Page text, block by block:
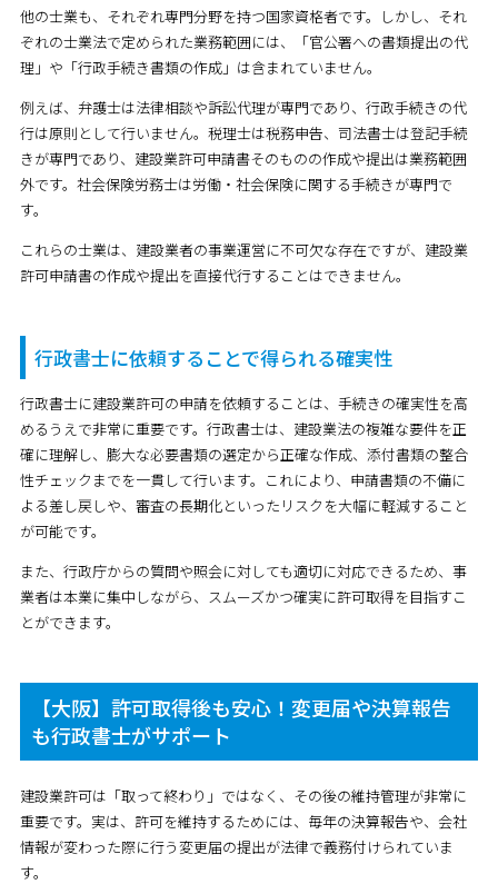
他の士業も、それぞれ専門分野を持つ国家資格者です。しかし、それ
ぞれの士業法で定められた業務範囲には、「官公署への書類提出の代
理」や「行政手続き書類の作成」は含まれていません。
例えば、弁護士は法律相談や訴訟代理が専門であり、行政手続きの代
行は原則として行いません。税理士は税務申告、司法書士は登記手続
きが専門であり、建設業許可申請書そのものの作成や提出は業務範囲
外です。社会保険労務士は労働・社会保険に関する手続きが専門で
す。
これらの士業は、建設業者の事業運営に不可欠な存在ですが、建設業
許可申請書の作成や提出を直接代行することはできません。
行政書士に依頼することで得られる確実性
行政書士に建設業許可の申請を依頼することは、手続きの確実性を高
めるうえで非常に重要です。行政書士は、建設業法の複雑な要件を正
確に理解し、膨大な必要書類の選定から正確な作成、添付書類の整合
性チェックまでを一貫して行います。これにより、申請書類の不備に
よる差し戻しや、審査の長期化といったリスクを大幅に軽減すること
が可能です。
また、行政庁からの質問や照会に対しても適切に対応できるため、事
業者は本業に集中しながら、スムーズかつ確実に許可取得を目指すこ
とができます。
【大阪】許可取得後も安心！変更届や決算報告
も行政書士がサポート
建設業許可は「取って終わり」ではなく、その後の維持管理が非常に
重要です。実は、許可を維持するためには、毎年の決算報告や、会社
情報が変わった際に行う変更届の提出が法律で義務付けられていま
す。